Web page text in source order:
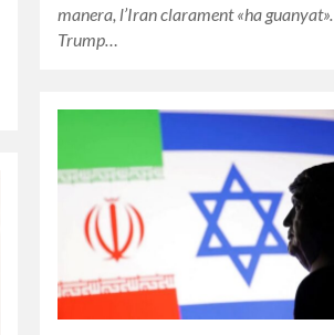
manera, l’Iran clarament «ha guanyat».
Trump…